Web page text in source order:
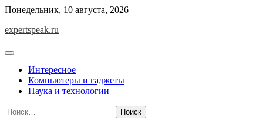
Skip
content
Понедельник, 10 августа, 2026
expertspeak.ru
Интересное
Компьютеры и гаджеты
Наука и технологии
Найти: